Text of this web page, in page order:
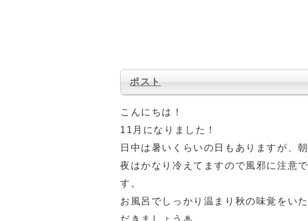
ポスト
こんにちは！
11月になりました！
日中は暑いくらいの日もありますが、朝
夜はかなり冷えてますので風邪に注意で
す。
お風呂でしっかり温まり秋の味覚をいた
だきましょう♨